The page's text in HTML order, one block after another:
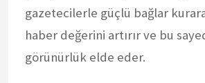
gazetecilerle güçlü bağlar
haber değerini artırır ve bu
görünürlük elde eder.